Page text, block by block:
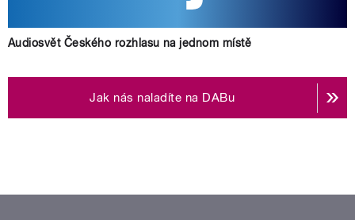
Audiosvět Českého rozhlasu na jednom místě
Jak nás naladíte na DABu